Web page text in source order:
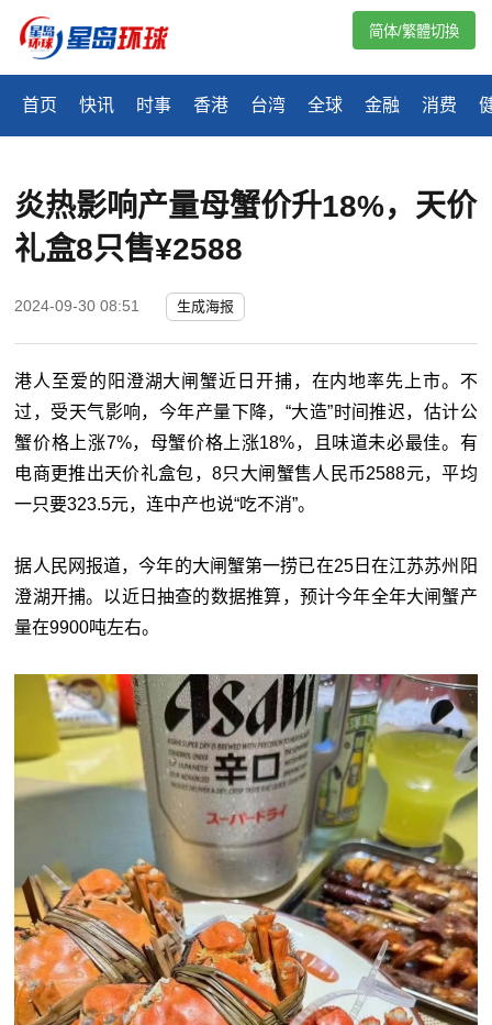
首页 快讯 时事 香港 台湾 全球 金融 消费
简体/繁體切換
炎热影响产量母蟹价升18%，天价
礼盒8只售¥2588
2024-09-30 08:51 生成海报
港人至爱的阳澄湖大闸蟹近日开捕，在内地率先上市。不
过，受天气影响，今年产量下降，“大造”时间推迟，估计公
蟹价格上涨7%，母蟹价格上涨18%，且味道未必最佳。有
电商更推出天价礼盒包，8只大闸蟹售人民币2588元，平均
一只要323.5元，连中产也说“吃不消”。
据人民网报道，今年的大闸蟹第一捞已在25日在江苏苏州阳
澄湖开捕。以近日抽查的数据推算，预计今年全年大闸蟹产
量在9900吨左右。